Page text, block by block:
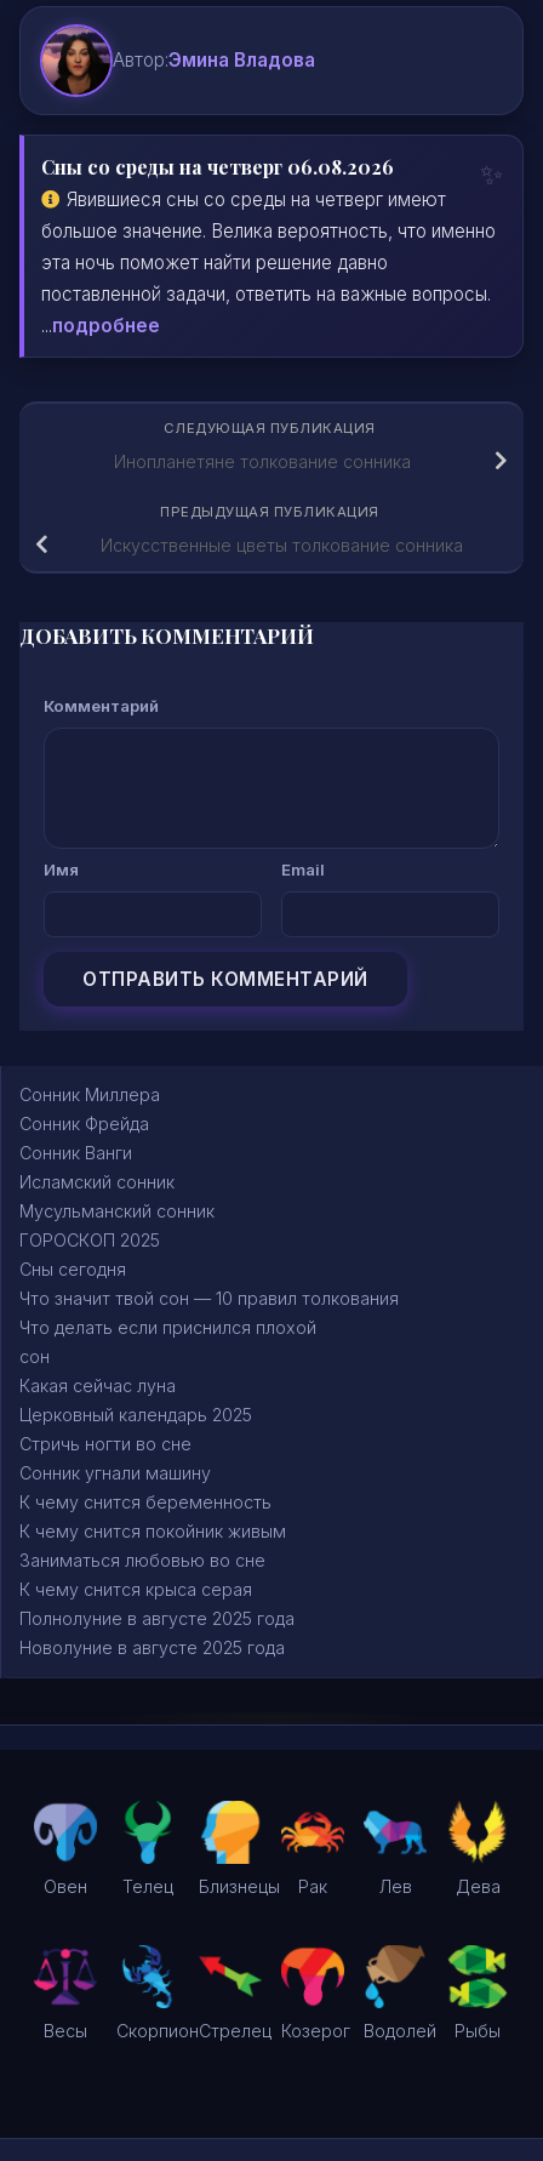
Автор:Эмина Владова
Сны со среды на четверг 06.08.2026
Явившиеся сны со среды на четверг имеют
большое значение. Велика вероятность, что именно
эта ночь поможет найти решение давно
поставленной задачи, ответить на важные вопросы.
...подробнее
СЛЕДУЮЩАЯ ПУБЛИКАЦИЯ
Инопланетяне толкование сонника
ПРЕДЫДУЩАЯ ПУБЛИКАЦИЯ
Искусственные цветы толкование сонника
ДОБАВИТЬ КОММЕНТАРИЙ
Комментарий
Имя Email
Сонник Миллера
Сонник Фрейда
Сонник Ванги
Исламский сонник
Мусульманский сонник
ГОРОСКОП 2025
Сны сегодня
Что значит твой сон — 10 правил толкования
Что делать если приснился плохой
сон
Какая сейчас луна
Церковный календарь 2025
Стричь ногти во сне
Сонник угнали машину
К чему снится беременность
К чему снится покойник живым
Заниматься любовью во сне
К чему снится крыса серая
Полнолуние в августе 2025 года
Новолуние в августе 2025 года
Овен Телец Близнецы Рак Лев Дева
Весы СкорпионСтрелец Козерог Водолей Рыбы